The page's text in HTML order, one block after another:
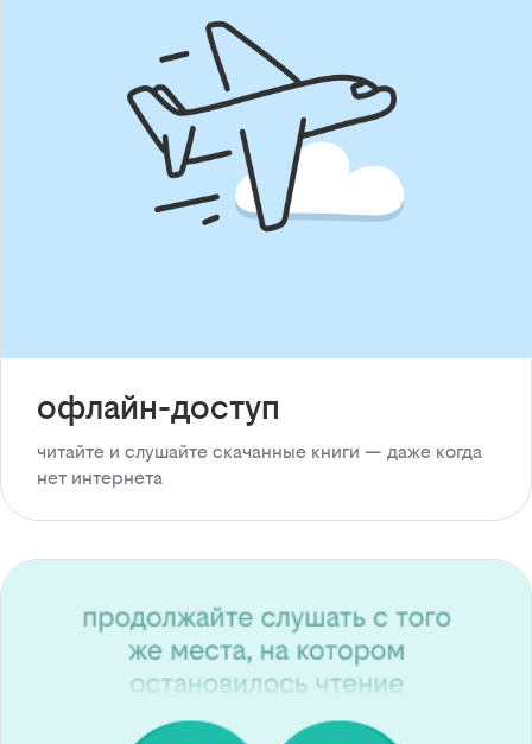
офлайн-доступ
читайте и слушайте скачанные книги — даже когда
нет интернета